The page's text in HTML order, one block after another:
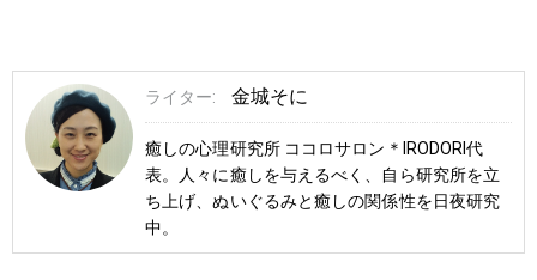
ライター: 金城そに
癒しの心理研究所 ココロサロン＊IRODORI代
表。人々に癒しを与えるべく、自ら研究所を立
ち上げ、ぬいぐるみと癒しの関係性を日夜研究
中。